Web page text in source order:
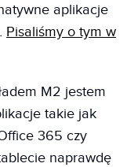
aplikacje
Pisaliśmy o tym w
M2 jestem
takie jak
365 czy
naprawdę